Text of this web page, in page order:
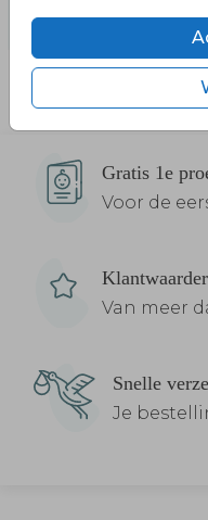
Gratis 1e
Voor de
Van meer
Snelle
Je